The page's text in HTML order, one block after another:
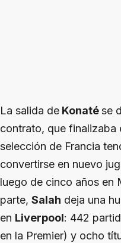
La salida de Konatése
contrato, que finalizaba
selección de Francia
convertirse en nuevo
luego de cinco años en
parte, Salah deja una
en Liverpool: 442
en la Premier) y ocho